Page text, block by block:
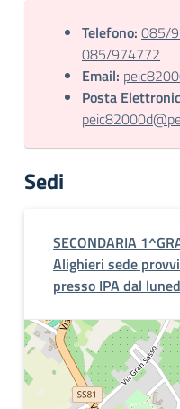
Telefono: 085/
085/974772
Email:
Posta
Sedi
SECONDARIA
Alighieri sede
presso IPA dal